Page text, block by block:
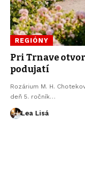
REGIÓNY
Pri Trnave
podujatí
Rozárium M. H.
deň 5. ročník…
Lea Lisá